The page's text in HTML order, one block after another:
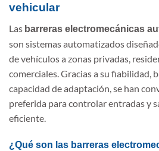
vehicular
Las barreras electromecánicas
son sistemas automatizados
de vehículos a zonas privadas,
comerciales. Gracias a su fiabilidad,
capacidad de adaptación, se han
preferida para controlar entradas y
eficiente.
¿Qué son las barreras